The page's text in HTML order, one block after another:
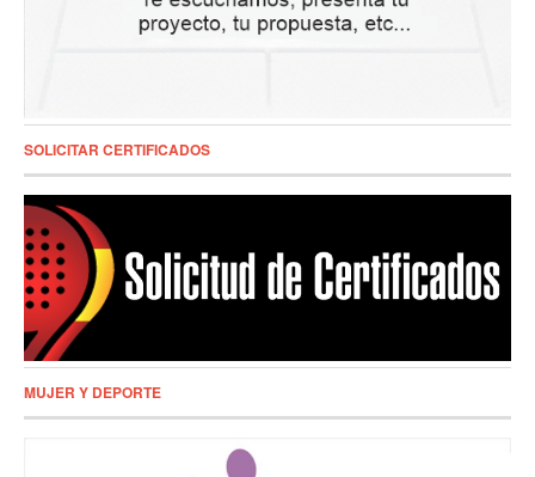
SOLICITAR CERTIFICADOS
MUJER Y DEPORTE